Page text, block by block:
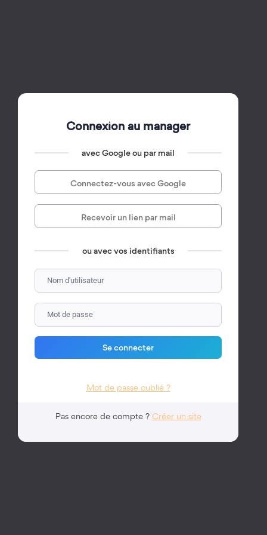
Connexion au manager
avec Google ou par mail
Connectez-vous avec Google
Recevoir un lien par mail
par mail
Cliquez dessus pour vous connecter.
ou avec vos identifiants
Se connecter
Mot de passe oublié ?
Pas encore de compte ? Créer un site